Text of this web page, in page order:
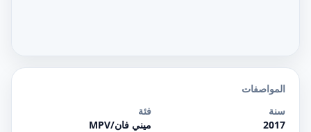
المواصفات
سنة
2017
فئة
ميني فان/MPV